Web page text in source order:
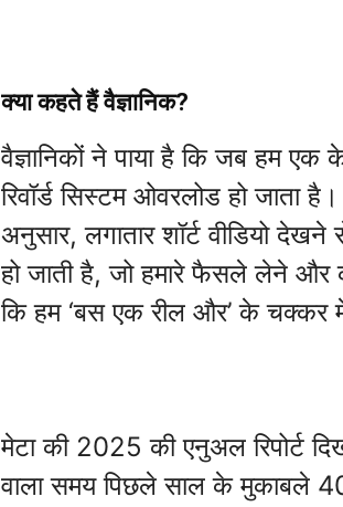
क्या कहते हैं वैज्ञानिक?
वैज्ञानिकों ने पाया है कि जब हम एक
रिवॉर्ड सिस्टम ओवरलोड हो जाता है।
अनुसार, लगातार शॉर्ट वीडियो
हो जाती है, जो हमारे फैसले लेने
कि हम ‘बस एक रील और’ के चक्कर
मेटा की 2025 की एनुअल रिपोर्ट
वाला समय पिछले साल के मुकाबले